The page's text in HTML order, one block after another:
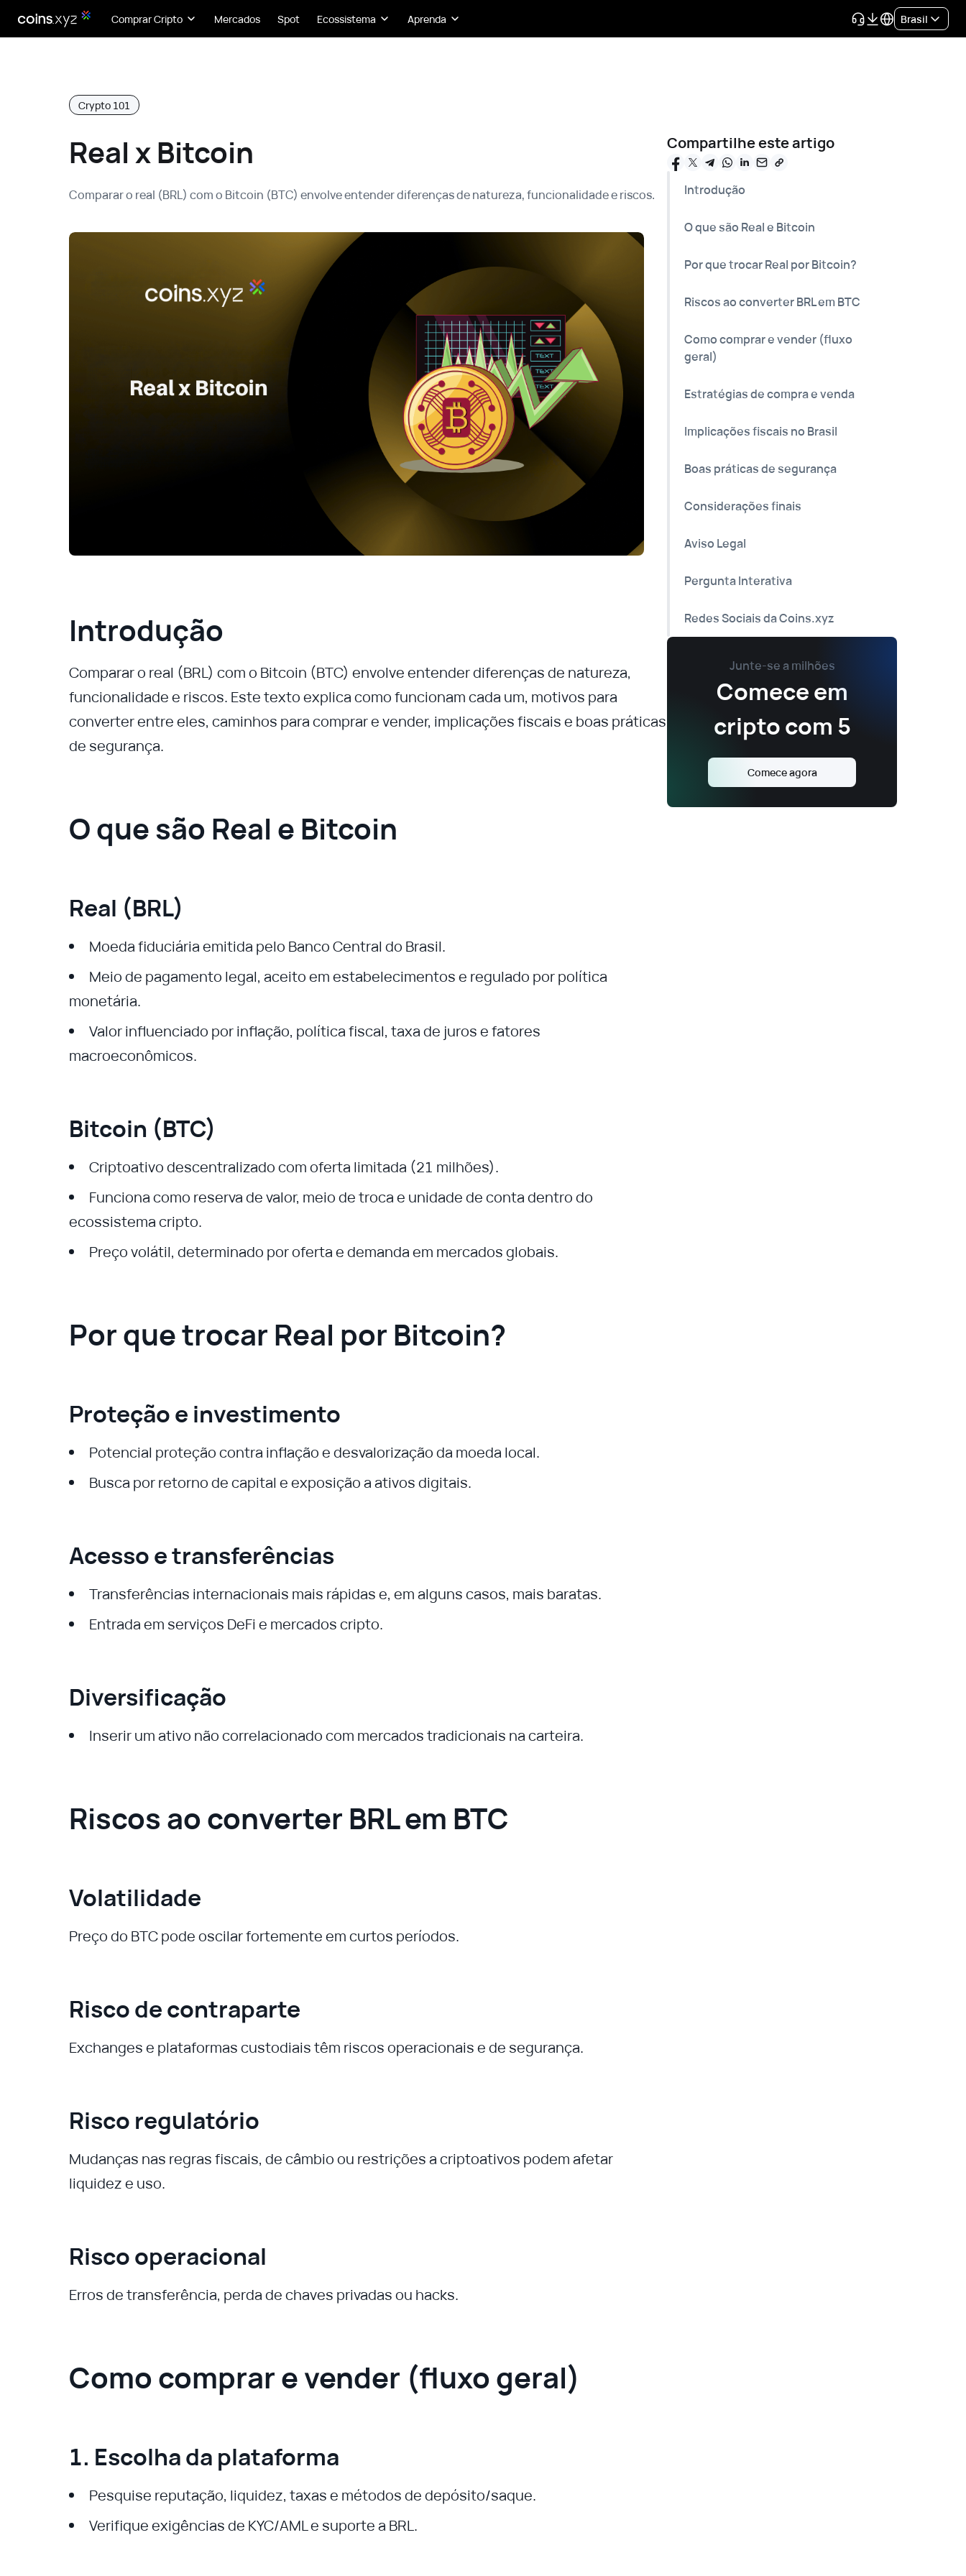
Comprar Cripto Mercados Spot Ecossistema Aprenda Brasil
Crypto 101
Real x Bitcoin
Comparar o real (BRL) com o Bitcoin (BTC) envolve entender diferenças de natureza, funcionalidade e riscos.
Introdução
Comparar o real (BRL) com o Bitcoin (BTC) envolve entender diferenças de natureza,
funcionalidade e riscos. Este texto explica como funcionam cada um, motivos para
converter entre eles, caminhos para comprar e vender, implicações fiscais e boas práticas
de segurança.
O que são Real e Bitcoin
Real (BRL)
Moeda fiduciária emitida pelo Banco Central do Brasil.
Meio de pagamento legal, aceito em estabelecimentos e regulado por política
monetária.
Valor influenciado por inflação, política fiscal, taxa de juros e fatores
macroeconômicos.
Bitcoin (BTC)
Criptoativo descentralizado com oferta limitada (21 milhões).
Funciona como reserva de valor, meio de troca e unidade de conta dentro do
ecossistema cripto.
Preço volátil, determinado por oferta e demanda em mercados globais.
Por que trocar Real por Bitcoin?
Proteção e investimento
Potencial proteção contra inflação e desvalorização da moeda local.
Busca por retorno de capital e exposição a ativos digitais.
Acesso e transferências
Transferências internacionais mais rápidas e, em alguns casos, mais baratas.
Entrada em serviços DeFi e mercados cripto.
Diversificação
Inserir um ativo não correlacionado com mercados tradicionais na carteira.
Riscos ao converter BRL em BTC
Volatilidade
Preço do BTC pode oscilar fortemente em curtos períodos.
Risco de contraparte
Exchanges e plataformas custodiais têm riscos operacionais e de segurança.
Risco regulatório
Mudanças nas regras fiscais, de câmbio ou restrições a criptoativos podem afetar
liquidez e uso.
Risco operacional
Erros de transferência, perda de chaves privadas ou hacks.
Como comprar e vender (fluxo geral)
1. Escolha da plataforma
Pesquise reputação, liquidez, taxas e métodos de depósito/saque.
Verifique exigências de KYC/AML e suporte a BRL.
Compartilhe este artigo
Introdução
O que são Real e Bitcoin
Por que trocar Real por Bitcoin?
Riscos ao converter BRL em BTC
Como comprar e vender (fluxo
geral)
Estratégias de compra e venda
Implicações fiscais no Brasil
Boas práticas de segurança
Considerações finais
Aviso Legal
Pergunta Interativa
Redes Sociais da Coins.xyz
Junte-se a milhões
Comece em
cripto com 5
Comece agora